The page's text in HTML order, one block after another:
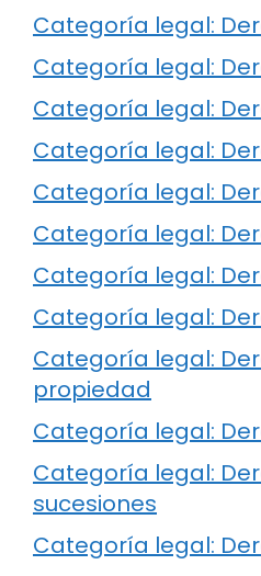
Categoría legal:
Categoría legal:
Categoría legal:
Categoría legal:
Categoría legal:
Categoría legal:
Categoría legal:
Categoría legal:
Categoría legal:
propiedad
Categoría legal:
Categoría legal:
sucesiones
Categoría legal: